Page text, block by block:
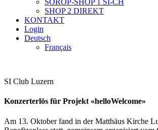
SOROP-SHOP 1 SI-CH
SHOP 2 DIREKT
KONTAKT
Login
Deutsch
Français
SI Club Luzern
Konzerterlös für Projekt «helloWelcome»
Am 13. Oktober fand in der Matthäus Kirche